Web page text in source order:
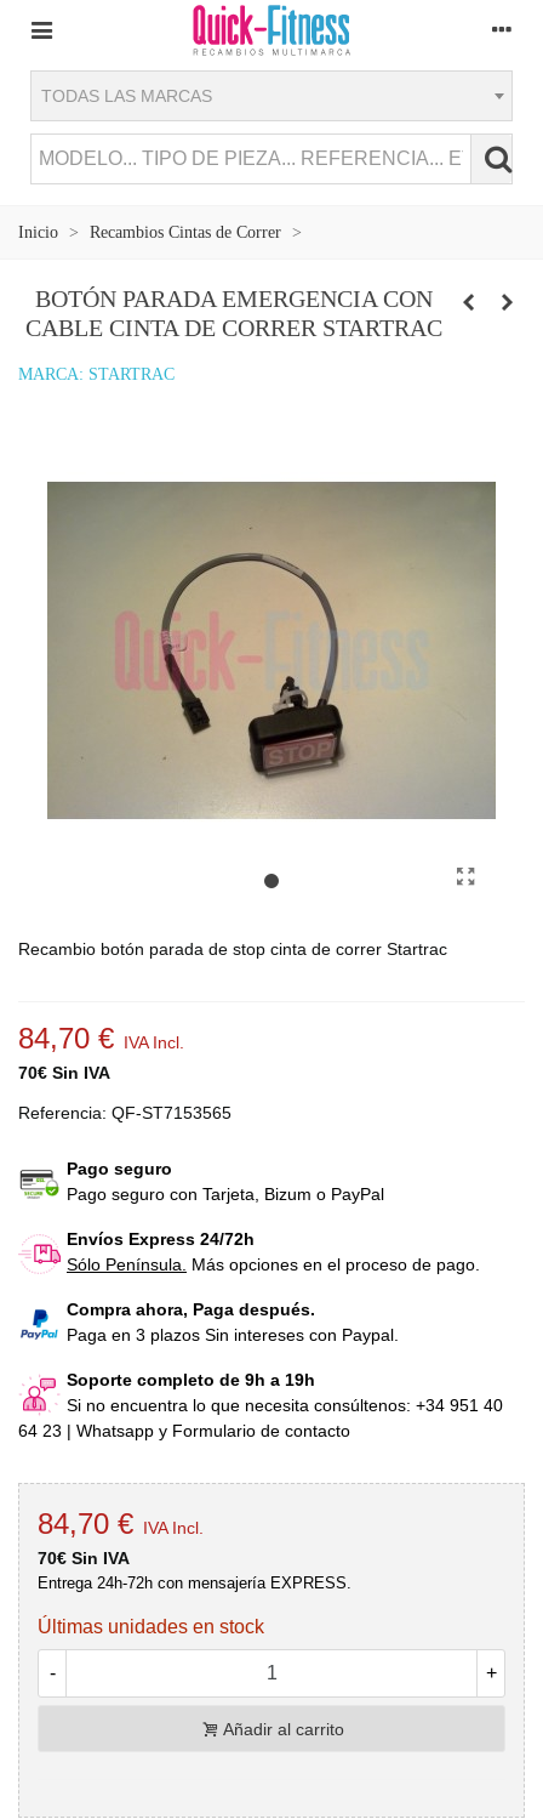
TODAS LAS MARCAS
Inicio > Recambios Cintas de Correr >
BOTÓN PARADA EMERGENCIA CON
CABLE CINTA DE CORRER STARTRAC
MARCA: STARTRAC
Recambio botón parada de stop cinta de correr Startrac
84,70 € IVA Incl.
70€ Sin IVA
Referencia: QF-ST7153565
Pago seguro
Pago seguro con Tarjeta, Bizum o PayPal
Envíos Express 24/72h
Sólo Península.
Más opciones en el proceso de pago.
Compra ahora, Paga después.
Paga en 3 plazos Sin intereses con Paypal.
Soporte completo de 9h a 19h
Si no encuentra lo que necesita consúltenos: +34 951 40
64 23 | Whatsapp y Formulario de contacto
84,70 € IVA Incl.
70€ Sin IVA
Entrega 24h-72h con mensajería EXPRESS.
Últimas unidades en stock
- +
Añadir al carrito